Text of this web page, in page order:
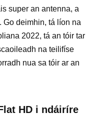
super an antenna, a
deimhin, tá líon na
2022, tá an tóir tar
na teilifíse
nua sa tóir ar an
HD i ndáiríre